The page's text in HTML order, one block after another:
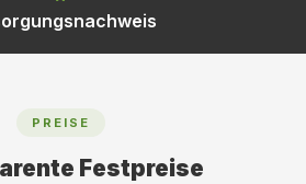
PREISE
Festpreise